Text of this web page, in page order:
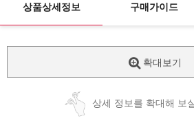
상품상세정보 구매가이드
확대보기
상세 정보를 확대해 보